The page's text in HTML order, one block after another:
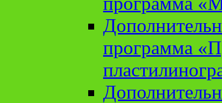
программа